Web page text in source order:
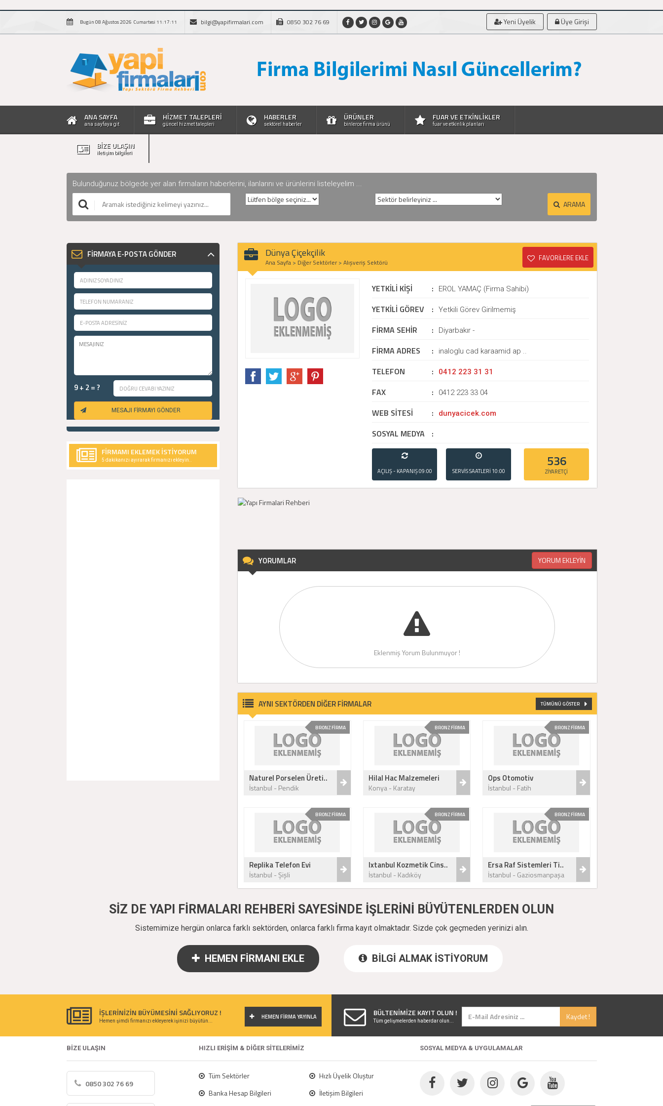
Bugün 08 Ağustos 2026 Cumartesi 11:17:12 bilgi@yapifirmalari.com 0850 302 76 69 Yeni Üyelik Üye Girişi
ANA SAYFA
ana sayfaya git
HİZMET TALEPLERİ
güncel hizmet talepleri
HABERLER
sektörel haberler
ÜRÜNLER
binlerce firma ürünü
FUAR VE ETKİNLİKLER
fuar ve etkinlik planları
BİZE ULAŞIN
iletişim bilgileri
Bulunduğunuz bölgede yer alan firmaların haberlerini, ilanlarını ve ürünlerini listeleyelim ...
ARAMA
FİRMAYA E-POSTA GÖNDER
9 + 2 = ?
MESAJI FİRMAYI GÖNDER
FİRMAMI EKLEMEK İSTİYORUM
5 dakikanızı ayırarak firmanızı ekleyin..
Dünya Çiçekçilik
Ana Sayfa > Diğer Sektörler> Alışveriş Sektörü FAVORİLERE EKLE
YETKİLİ KİŞİ : EROL YAMAÇ (Firma Sahibi)
YETKİLİ GÖREV : Yetkili Görev Girilmemiş
FİRMA SEHİR : Diyarbakır -
FİRMA ADRES : inaloglu cad karaamid ap ..
TELEFON : 0412 223 31 31
FAX : 0412 223 33 04
WEB SİTESİ : dunyacicek.com
SOSYAL MEDYA :
AÇILIŞ - KAPANIŞ09:00
- 21:00
SERVİS SAATLERİ 10:00
- 20:00
536
ZİYARETÇİ
YORUMLAR YORUM EKLEYİN
Eklenmiş Yorum Bulunmuyor !
AYNI SEKTÖRDEN DİĞER FİRMALAR TÜMÜNÜ GÖSTER
BRONZ FİRMA
Naturel Porselen Üreti..
İstanbul - Pendik
BRONZ FİRMA
Hilal Hac Malzemeleri
Konya - Karatay
BRONZ FİRMA
Ops Otomotiv
İstanbul - Fatih
BRONZ FİRMA
Replika Telefon Evi
İstanbul - Şişli
BRONZ FİRMA
Ixtanbul Kozmetik Cins..
İstanbul - Kadıköy
BRONZ FİRMA
Ersa Raf Sistemleri Ti..
İstanbul - Gaziosmanpaşa
SİZ DE YAPI FİRMALARI REHBERİ SAYESİNDE İŞLERİNİ BÜYÜTENLERDEN OLUN
Sistemimize hergün onlarca farklı sektörden, onlarca farklı firma kayıt olmaktadır. Sizde çok geçmeden yerinizi alın.
HEMEN FİRMANI EKLE BİLGİ ALMAK İSTİYORUM
İŞLERİNİZİN BÜYÜMESİNİ SAĞLIYORUZ ! HEMEN FİRMA YAYINLA
Hemen şimdi firmanızı ekleyerek işinizi büyütün...
BÜLTENİMİZE KAYIT OLUN ! Kaydet !
Tüm gelişmelerden haberdar olun...
BİZE ULAŞIN HIZLI ERİŞİM & DİĞER SİTELERİMİZ SOSYAL MEDYA & UYGULAMALAR
0850 302 76 69
Tüm Sektörler
Hızlı Üyelik Oluştur
Banka Hesap Bilgileri
İletişim Bilgileri